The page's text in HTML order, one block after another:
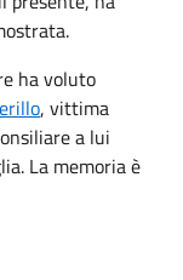
ha voluto
, vittima
a lui
La memoria è